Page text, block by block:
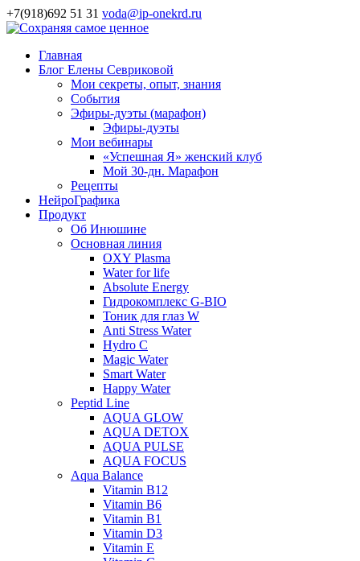
+7(918)692 51 31 voda@ip-onekrd.ru
Главная
Блог Елены Севриковой
Мои секреты, опыт, знания
События
Эфиры-дуэты (марафон)
Эфиры-дуэты
Мои вебинары
«Успешная Я» женский клуб
Мой 30-дн. Марафон
Рецепты
НейроГрафика
Продукт
Об Инюшине
Основная линия
OXY Plasma
Water for life
Absolute Energy
Гидрокомплекс G-BIO
Тоник для глаз W
Anti Stress Water
Hydro C
Magic Water
Smart Water
Happy Water
Peptid Line
AQUA GLOW
AQUA DETOX
AQUA PULSE
AQUA FOCUS
Aqua Balance
Vitamin B12
Vitamin B6
Vitamin B1
Vitamin D3
Vitamin E